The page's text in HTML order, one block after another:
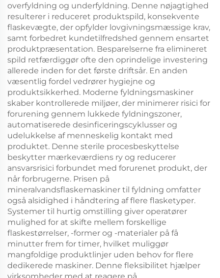
overfyldning og underfyldning. Denne nøjagtighed
resulterer i reduceret produktspild, konsekvente
flaskevægte, der opfylder lovgivningsmæssige krav,
samt forbedret kundetilfredshed gennem ensartet
produktpræsentation. Besparelserne fra elimineret
spild retfærdiggør ofte den oprindelige investering
allerede inden for det første driftsår. En anden
væsentlig fordel vedrører hygiejne og
produktsikkerhed. Moderne fyldningsmaskiner
skaber kontrollerede miljøer, der minimerer risici for
forurening gennem lukkede fyldningszoner,
automatiserede desinficeringscyklusser og
udelukkelse af menneskelig kontakt med
produktet. Denne sterile procesbeskyttelse
beskytter mærkeværdiens ry og reducerer
ansvarsrisici forbundet med forurenet produkt, der
når forbrugerne. Prisen på
mineralvandsflaskemaskiner til fyldning omfatter
også alsidighed i håndtering af flere flasketyper.
Systemer til hurtig omstilling giver operatører
mulighed for at skifte mellem forskellige
flaskestørrelser, -former og -materialer på få
minutter frem for timer, hvilket muliggør
mangfoldige produktlinjer uden behov for flere
dedikerede maskiner. Denne fleksibilitet hjælper